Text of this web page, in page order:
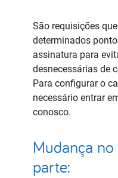
São requisições
determinados
assinatura para
desnecessárias de
Para configurar o
necessário entrar
conosco.
Mudança
parte: